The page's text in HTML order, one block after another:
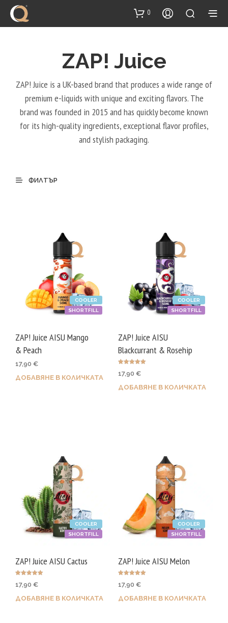
content
0
ZAP! Juice
ZAP! Juice is a UK-based brand that produces a wide range of
premium e-liquids with unique and exciting flavors. The
brand was founded in 2015 and has quickly become known
for its high-quality ingredients, exceptional flavor profiles,
and stylish packaging.
ФИЛТЪР
SHORTFILL
COOLER
ZAP! Juice AISU Mango
& Peach
17,90 €
ДОБАВЯНЕ В КОЛИЧКАТА
SHORTFILL
COOLER
ZAP! Juice AISU
Blackcurrant & Rosehip
5.00
17,90 €
ДОБАВЯНЕ В КОЛИЧКАТА
SHORTFILL
COOLER
ZAP! Juice AISU Cactus
5.00
17,90 €
ДОБАВЯНЕ В КОЛИЧКАТА
SHORTFILL
COOLER
ZAP! Juice AISU Melon
5.00
17,90 €
ДОБАВЯНЕ В КОЛИЧКАТА